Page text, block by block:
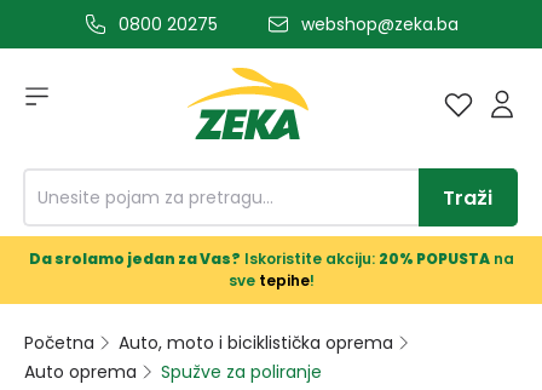
glavni sadržaj0800 20275 webshop@zeka.ba
Traži
Da srolamo jedan za Vas? Iskoristite akciju: 20% POPUSTAna
sve tepihe!
Početna
Auto, moto i biciklistička oprema
Auto oprema
Spužve za poliranje